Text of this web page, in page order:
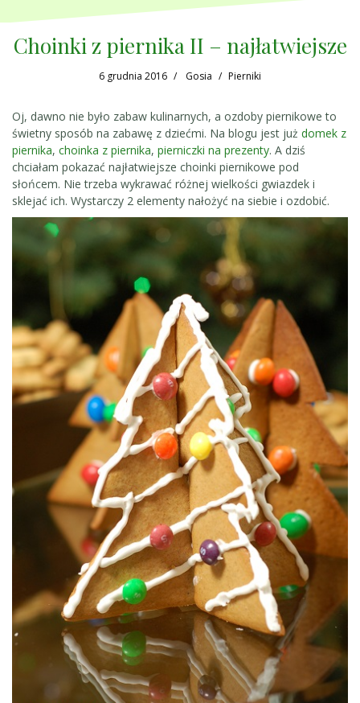
Choinki z piernika II – najłatwiejsze
6 grudnia 2016 Gosia Pierniki
Oj, dawno nie było zabaw kulinarnych, a ozdoby piernikowe to
świetny sposób na zabawę z dziećmi. Na blogu jest już domek z
piernika, choinka z piernika, pierniczki na prezenty. A dziś
chciałam pokazać najłatwiejsze choinki piernikowe pod
słońcem. Nie trzeba wykrawać różnej wielkości gwiazdek i
sklejać ich. Wystarczy 2 elementy nałożyć na siebie i ozdobić.